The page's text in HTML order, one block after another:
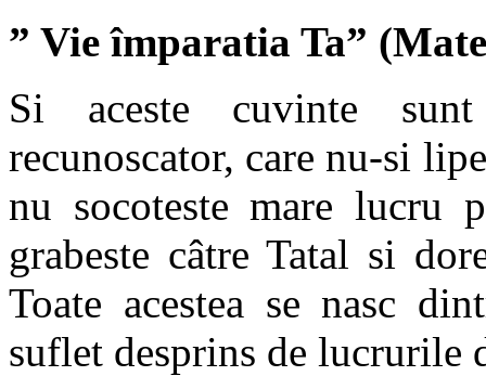
” Vie împaratia Ta”
Si aceste cuvinte
recunoscator, care nu-si
nu socoteste mare lucru
grabeste câtre Tatal si
Toate acestea se nasc
suflet desprins de lucrurile